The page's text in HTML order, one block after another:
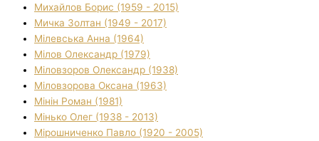
Михайлов Борис (1959 - 2015)
Мичка Золтан (1949 - 2017)
Мілевська Анна (1964)
Мілов Олександр (1979)
Міловзоров Олександр (1938)
Міловзорова Оксана (1963)
Мінін Роман (1981)
Мінько Олег (1938 - 2013)
Мірошниченко Павло (1920 - 2005)